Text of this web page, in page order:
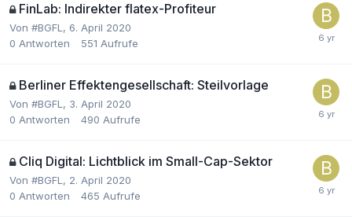
FinLab: Indirekter flatex-Profiteur
Von #BGFL , 6. April 2020
0 Antworten 551 Aufrufe
Berliner Effektengesellschaft: Steilvorlage
Von #BGFL , 3. April 2020
0 Antworten 490 Aufrufe
Cliq Digital: Lichtblick im Small-Cap-Sektor
Von #BGFL , 2. April 2020
0 Antworten 465 Aufrufe